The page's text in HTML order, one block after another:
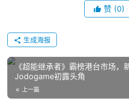
赞 (0)
生成海报
《超能继承者》霸榜港台市场，
Jodogame初露头角
上一篇